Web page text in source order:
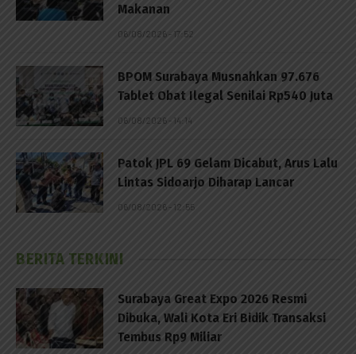
Makanan
06/08/2026 - 17:52
BPOM Surabaya Musnahkan 97.676
Tablet Obat Ilegal Senilai Rp540 Juta
06/08/2026 - 14:14
Patok JPL 69 Gelam Dicabut, Arus Lalu
Lintas Sidoarjo Diharap Lancar
06/08/2026 - 12:55
BERITA TERKINI
Surabaya Great Expo 2026 Resmi
Dibuka, Wali Kota Eri Bidik Transaksi
Tembus Rp9 Miliar